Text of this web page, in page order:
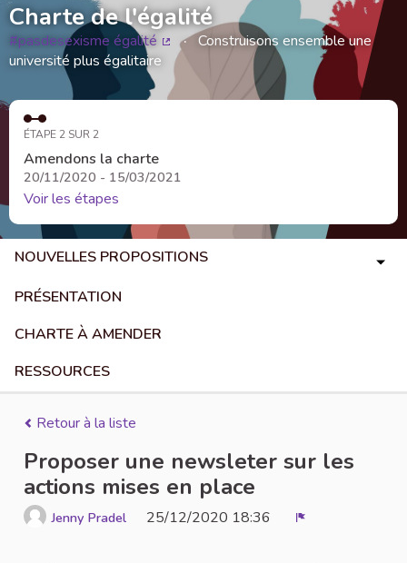
Charte de l'égalité
#pasdesexisme égalité
(Lien externe)
Construisons ensemble une
université plus égalitaire
ÉTAPE 2 SUR 2
Amendons la charte
20/11/2020 - 15/03/2021
Voir les étapes
NOUVELLES PROPOSITIONS
PRÉSENTATION
CHARTE À AMENDER
RESSOURCES
Retour à la liste
Proposer une newsleter sur les
actions mises en place
Jenny Pradel 25/12/2020 18:36